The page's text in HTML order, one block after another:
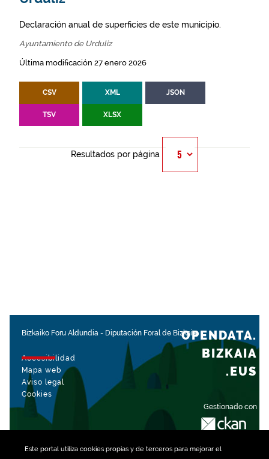
Este portal utiliza cookiespropias y de terceros para mejorar el
Declaración anual de superficies de este municipio.
Ayuntamiento de Urduliz
Última modificación 27 enero 2026
CSV XML JSON
TSV XLSX
Resultados por página
Bizkaiko Foru Aldundia - Diputación Foral de Bizkaia
Accesibilidad
Mapa web
Aviso legal
Cookies
Gestionado con
OPENDATA.
BIZKAIA
.EUS